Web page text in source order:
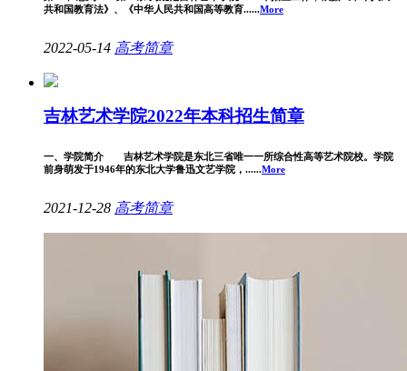
共和国教育法》、《中华人民共和国高等教育......More
2022-05-14 高考简章
吉林艺术学院2022年本科招生简章
一、学院简介 吉林艺术学院是东北三省唯一一所综合性高等艺术院校。学院
前身萌发于1946年的东北大学鲁迅文艺学院，......More
2021-12-28 高考简章